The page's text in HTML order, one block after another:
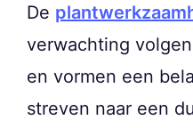
De
verwachting
en vormen een
streven naar een